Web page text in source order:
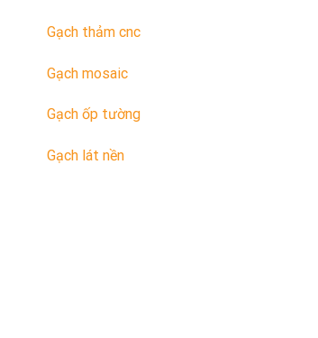
Gạch thảm cnc
Gạch mosaic
Gạch ốp tường
Gạch lát nền